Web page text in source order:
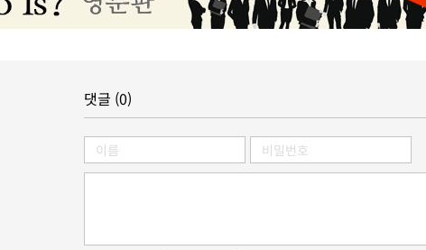
댓글 (0)